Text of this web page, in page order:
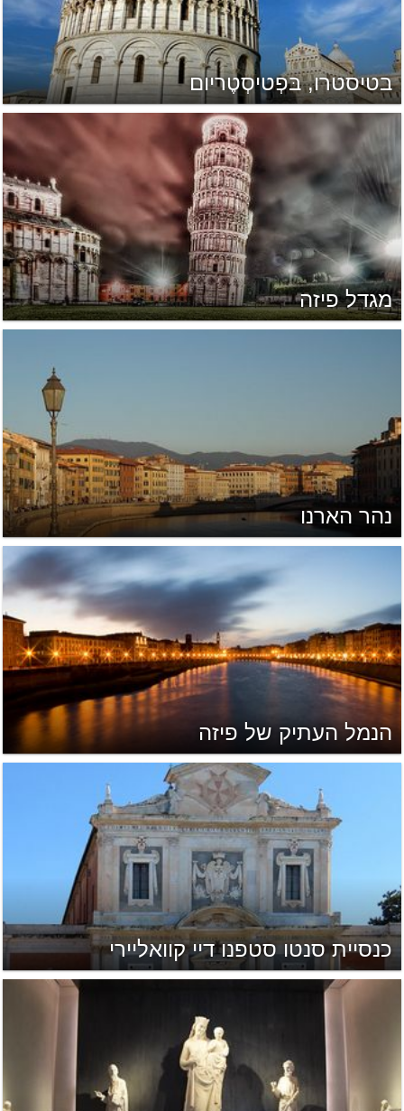
בטיסטרו, בּפְטיסְטֶריום
מגדל פיזה
נהר הארנו
הנמל העתיק של פיזה
כנסיית סנטו סטפנו דיי קוואליירי